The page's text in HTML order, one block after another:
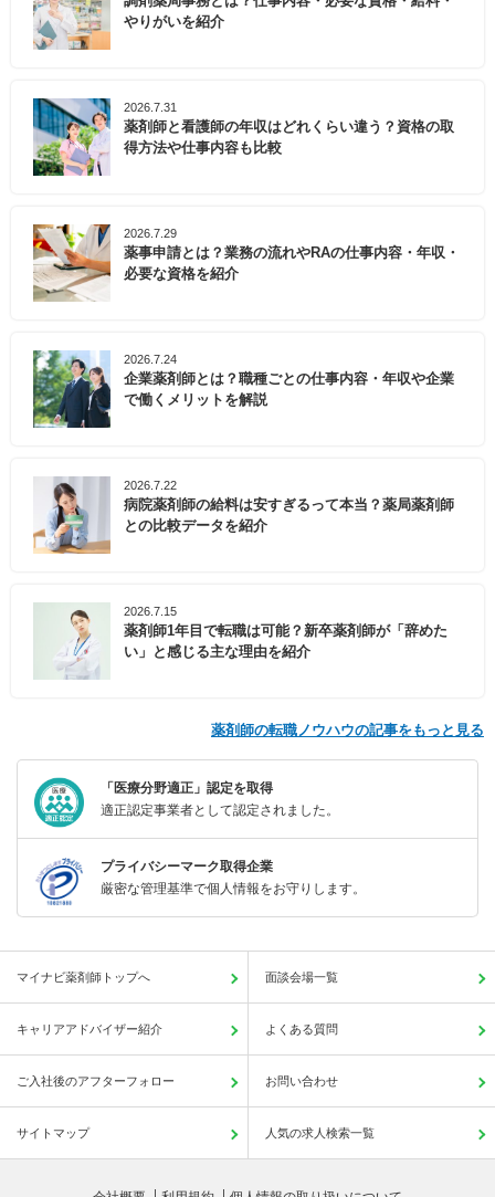
やりがいを紹介
2026.7.31
薬剤師と看護師の年収はどれくらい違う？資格の取
得方法や仕事内容も比較
2026.7.29
薬事申請とは？業務の流れやRAの仕事内容・年収・
必要な資格を紹介
2026.7.24
企業薬剤師とは？職種ごとの仕事内容・年収や企業
で働くメリットを解説
2026.7.22
病院薬剤師の給料は安すぎるって本当？薬局薬剤師
との比較データを紹介
2026.7.15
薬剤師1年目で転職は可能？新卒薬剤師が「辞めた
い」と感じる主な理由を紹介
薬剤師の転職ノウハウの記事をもっと見る
「医療分野適正」認定を取得
適正認定事業者として認定されました。
プライバシーマーク取得企業
厳密な管理基準で個人情報をお守りします。
マイナビ薬剤師トップへ 面談会場一覧
キャリアアドバイザー紹介 よくある質問
ご入社後のアフターフォロー お問い合わせ
サイトマップ 人気の求人検索一覧